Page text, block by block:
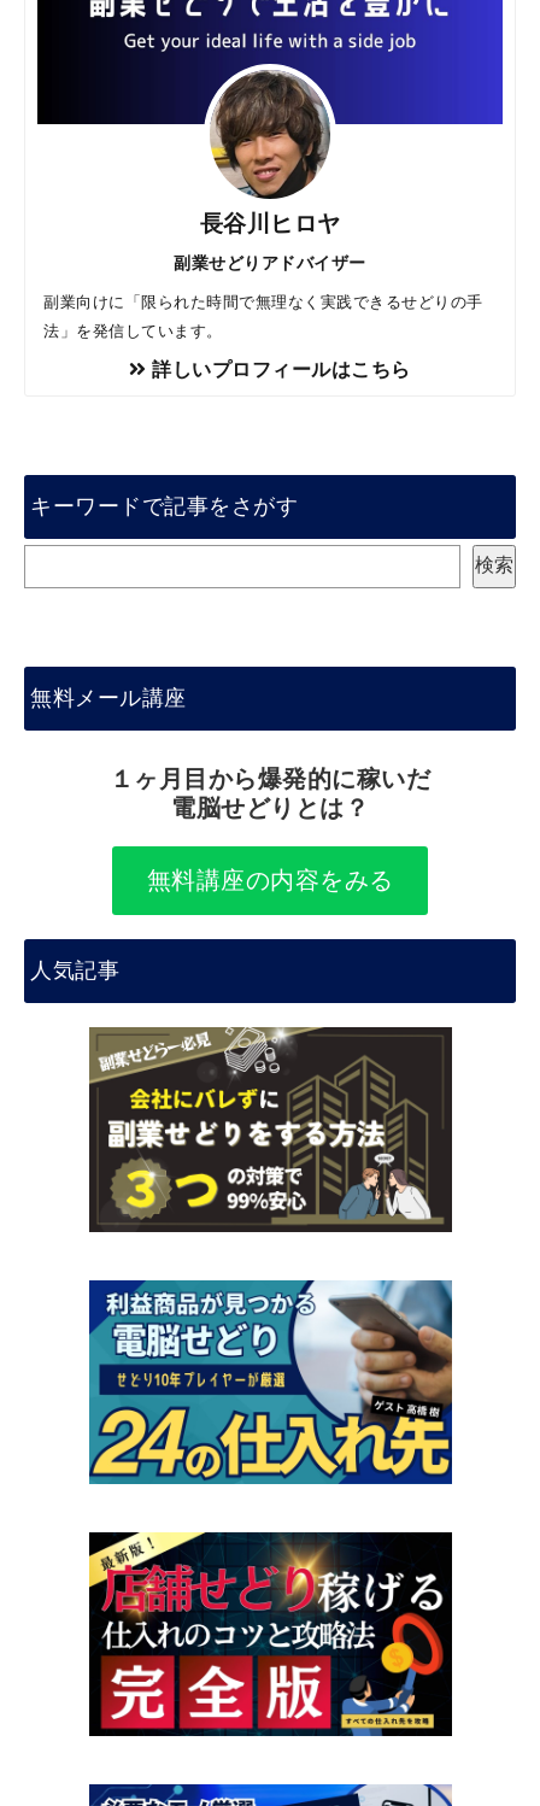
長谷川ヒロヤ
副業せどりアドバイザー
副業向けに「限られた時間で無理なく実践できるせどりの手
法」を発信しています。
詳しいプロフィールはこちら
キーワードで記事をさがす
検索
無料メール講座
１ヶ月目から爆発的に稼いだ
電脳せどりとは？
無料講座の内容をみる
人気記事